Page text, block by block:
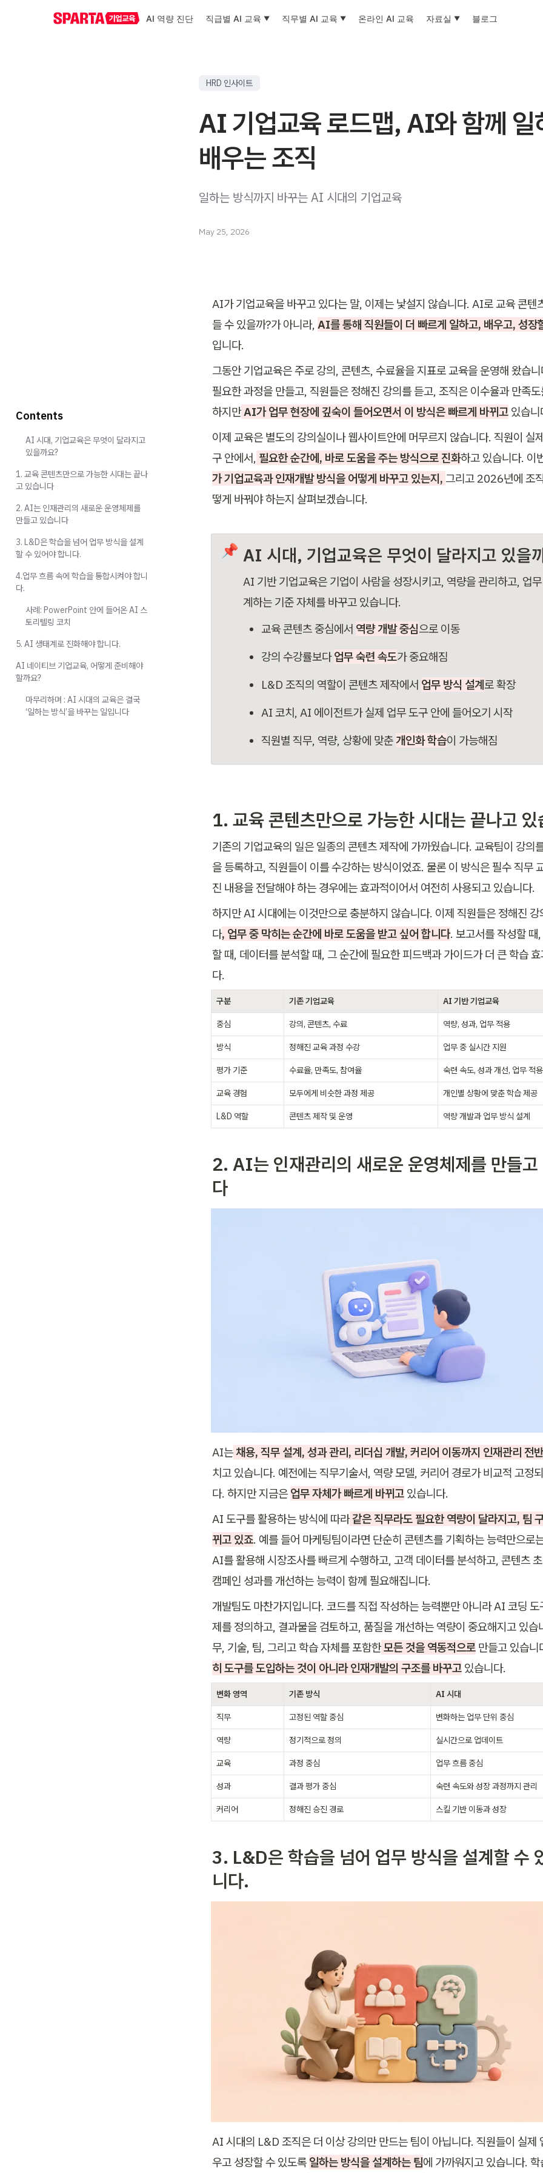
AI 역량 진단 직급별 AI 교육 직무별 AI 교육 온라인 AI 교육 자료실 블로그
HRD 인사이트
AI 기업교육 로드맵, AI와 함께 일
배우는 조직
일하는 방식까지 바꾸는 AI 시대의 기업교육
May 25, 2026
AI가 기업교육을 바꾸고 있다는 말, 이제는 낯설지 않습니다. AI로 교육 콘텐
들 수 있을까?가 아니라, AI를 통해 직원들이 더 빠르게 일하고, 배우고, 성장
입니다.
그동안 기업교육은 주로 강의, 콘텐츠, 수료율을 지표로 교육을 운영해 왔습
필요한 과정을 만들고, 직원들은 정해진 강의를 듣고, 조직은 이수율과 만족
하지만 AI가 업무 현장에 깊숙이 들어오면서 이 방식은 빠르게 바뀌고 있습니
이제 교육은 별도의 강의실이나 웹사이트안에 머무르지 않습니다. 직원이 실
구 안에서, 필요한 순간에, 바로 도움을 주는 방식으로 진화하고 있습니다. 이
가 기업교육과 인재개발 방식을 어떻게 바꾸고 있는지, 그리고 2026년에 조
떻게 바꿔야 하는지 살펴보겠습니다.
📌 AI 시대, 기업교육은 무엇이 달라지고 있을
AI 기반 기업교육은 기업이 사람을 성장시키고, 역량을 관리하고, 업
계하는 기준 자체를 바꾸고 있습니다.
교육 콘텐츠 중심에서 역량 개발 중심으로 이동
강의 수강률보다 업무 숙련 속도가 중요해짐
L&D 조직의 역할이 콘텐츠 제작에서 업무 방식 설계로 확장
AI 코치, AI 에이전트가 실제 업무 도구 안에 들어오기 시작
직원별 직무, 역량, 상황에 맞춘 개인화 학습이 가능해짐
1. 교육 콘텐츠만으로 가능한 시대는 끝나고 있
기존의 기업교육의 일은 일종의 콘텐츠 제작에 가까웠습니다. 교육팀이 강의
을 등록하고, 직원들이 이를 수강하는 방식이었죠. 물론 이 방식은 필수 직무
진 내용을 전달해야 하는 경우에는 효과적이어서 여전히 사용되고 있습니다.
하지만 AI 시대에는 이것만으로 충분하지 않습니다. 이제 직원들은 정해진 강
다, 업무 중 막히는 순간에 바로 도움을 받고 싶어 합니다. 보고서를 작성할 때
할 때, 데이터를 분석할 때, 그 순간에 필요한 피드백과 가이드가 더 큰 학습
다.
구분 기존 기업교육 AI 기반 기업교육
중심 강의, 콘텐츠, 수료 역량, 성과, 업무 적용
방식 정해진 교육 과정 수강 업무 중 실시간 지원
평가 기준 수료율, 만족도, 참여율 숙련 속도, 성과 개선, 업무 적
교육 경험 모두에게 비슷한 과정 제공 개인별 상황에 맞춘 학습 제공
L&D 역할 콘텐츠 제작 및 운영 역량 개발과 업무 방식 설계
2. AI는 인재관리의 새로운 운영체제를 만들고
다
AI는 채용, 직무 설계, 성과 관리, 리더십 개발, 커리어 이동까지 인재관리 전
치고 있습니다. 예전에는 직무기술서, 역량 모델, 커리어 경로가 비교적 고정
다. 하지만 지금은 업무 자체가 빠르게 바뀌고 있습니다.
AI 도구를 활용하는 방식에 따라 같은 직무라도 필요한 역량이 달라지고, 팀
뀌고 있죠. 예를 들어 마케팅팀이라면 단순히 콘텐츠를 기획하는 능력만으로
AI를 활용해 시장조사를 빠르게 수행하고, 고객 데이터를 분석하고, 콘텐츠
캠페인 성과를 개선하는 능력이 함께 필요해집니다.
개발팀도 마찬가지입니다. 코드를 직접 작성하는 능력뿐만 아니라 AI 코딩 도
제를 정의하고, 결과물을 검토하고, 품질을 개선하는 역량이 중요해지고 있
무, 기술, 팀, 그리고 학습 자체를 포함한 모든 것을 역동적으로 만들고 있습
히 도구를 도입하는 것이 아니라 인재개발의 구조를 바꾸고 있습니다.
변화 영역 기존 방식 AI 시대
직무 고정된 역할 중심 변화하는 업무 단위 중심
역량 정기적으로 정의 실시간으로 업데이트
교육 과정 중심 업무 흐름 중심
성과 결과 평가 중심 숙련 속도와 성장 과정까지 관리
커리어 정해진 승진 경로 스킬 기반 이동과 성장
3. L&D은 학습을 넘어 업무 방식을 설계할 수
니다.
AI 시대의 L&D 조직은 더 이상 강의만 만드는 팀이 아닙니다. 직원들이 실제
우고 성장할 수 있도록 일하는 방식을 설계하는 팀에 가까워지고 있습니다.
Contents
AI 시대, 기업교육은 무엇이 달라지고
있을까요?
1. 교육 콘텐츠만으로 가능한 시대는 끝나
고 있습니다
2. AI는 인재관리의 새로운 운영체제를
만들고 있습니다
3. L&D은 학습을 넘어 업무 방식을 설계
할 수 있어야 합니다.
4.업무 흐름 속에 학습을 통합시켜야 합니
다.
사례: PowerPoint 안에 들어온 AI 스
토리텔링 코치
5. AI 생태계로 진화해야 합니다.
AI 네이티브 기업교육, 어떻게 준비해야
할까요?
마무리하며 : AI 시대의 교육은 결국
‘일하는 방식’을 바꾸는 일입니다